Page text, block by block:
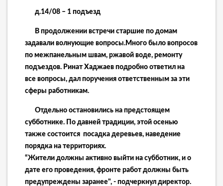
д.14/08 – 1 подъезд
В продолжении встречи старшие по домам
задавали волнующие вопросы.Много было вопросов
по межпанельным швам, ржавой воде, ремонту
подъездов. Ринат Хаджаев подробно ответил на
все вопросы, дал поручения ответственным за эти
сферы работникам.
Отдельно остановились на предстоящем
субботнике. По давней традиции, этой осенью
также состоится посадка деревьев, наведение
порядка на территориях.
“Жители должны активно выйти на субботник, и о
дате его проведения, фронте работ должны быть
предупреждены заранее", - подчеркнул директор.